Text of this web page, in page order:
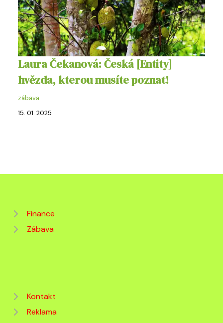
Laura Čekanová: Česká [Entity]
hvězda, kterou musíte poznat!
zábava
15. 01. 2025
Finance
Zábava
Kontakt
Reklama